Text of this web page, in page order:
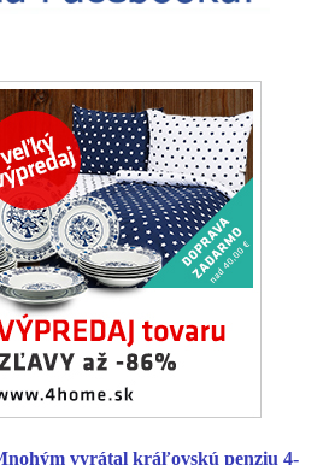
vyrátal kráľovskú penziu 4-